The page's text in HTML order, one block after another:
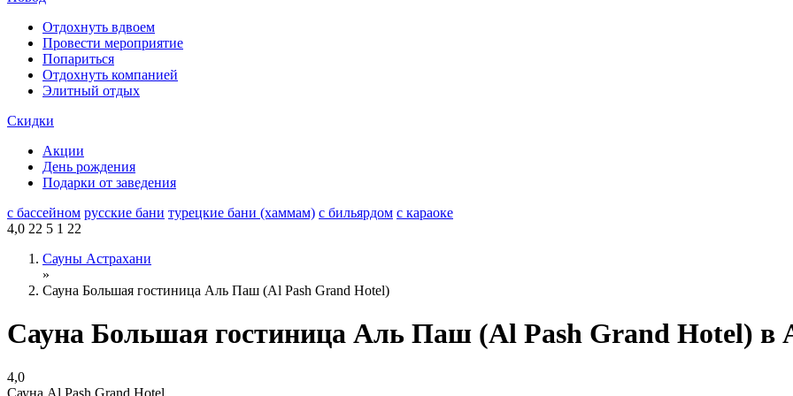
Отдохнуть вдвоем
Провести мероприятие
Попариться
Отдохнуть компанией
Элитный отдых
Скидки
Акции
День рождения
Подарки от заведения
с бассейном русские бани турецкие бани (хаммам) с бильярдом с караоке
4,0 22 5 1 22
Сауны Астрахани
»
Сауна Большая гостиница Аль Паш (Al Pash Grand Hotel)
Сауна Большая гостиница Аль Паш (Al Pash Grand Hotel) в
4,0
Сауна Al Pash Grand Hotel